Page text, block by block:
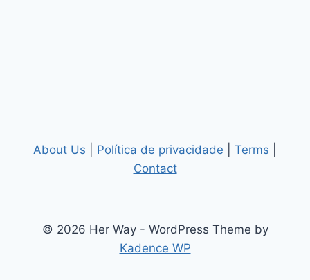
About Us Política de privacidade Terms
Contact
© 2026 Her Way - WordPress Theme by
Kadence WP